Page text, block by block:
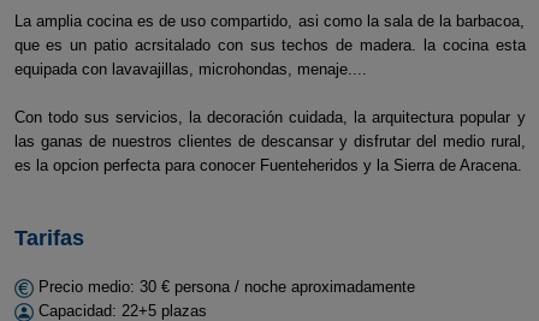
La amplia cocina es de uso compartido, asi como la sala de la barbacoa,
que es un patio acrsitalado con sus techos de madera. la cocina esta
equipada con lavavajillas, microhondas, menaje....
Con todo sus servicios, la decoración cuidada, la arquitectura popular y
las ganas de nuestros clientes de descansar y disfrutar del medio rural,
es la opcion perfecta para conocer Fuenteheridos y la Sierra de Aracena.
Tarifas
Precio medio: 30 € persona / noche aproximadamente
Capacidad: 22+5 plazas